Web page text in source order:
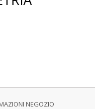
NEGOZIO